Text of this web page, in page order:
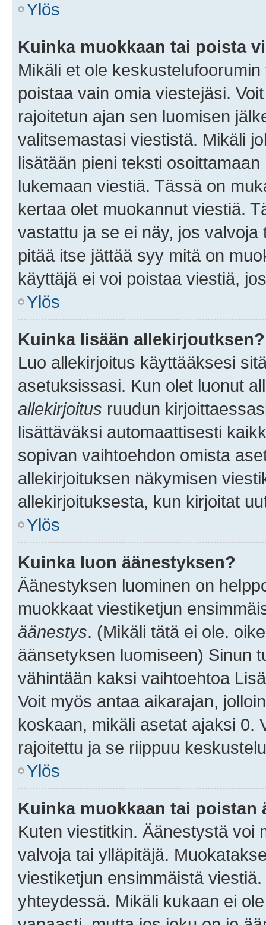
Ylös
Kuinka muokkaan tai poista
Mikäli et ole
poistaa vain omia viestejäsi.
rajoitetun ajan sen luomisen
valitsemastasi viestistä. Mikäli
lisätään pieni teksti
lukemaan viestiä. Tässä on
kertaa olet muokannut viestiä.
vastattu ja se ei näy, jos
pitää itse jättää syy mitä on
käyttäjä ei voi poistaa viestiä,
Ylös
Kuinka lisään allekirjoutksen?
Luo allekirjoitus käyttääksesi
asetuksissasi. Kun olet luonut
allekirjoitus ruudun
lisättäväksi automaattisesti
sopivan vaihtoehdon omista
allekirjoituksen näkymisen
allekirjoituksesta, kun kirjoitat
Ylös
Kuinka luon äänestyksen?
Äänestyksen luominen on
muokkaat viestiketjun
äänestys. (Mikäli tätä ei ole.
äänsetyksen luomiseen) Sinun
vähintään kaksi vaihtoehtoa
Voit myös antaa aikarajan,
koskaan, mikäli asetat ajaksi 0.
rajoitettu ja se riippuu
Ylös
Kuinka muokkaan tai poistan
Kuten viestitkin. Äänestystä voi
valvoja tai ylläpitäjä.
viestiketjun ensimmäistä
yhteydessä. Mikäli kukaan ei